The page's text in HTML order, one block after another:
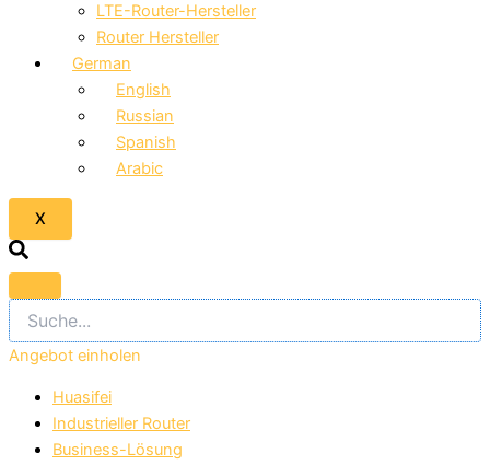
LTE-Router-Hersteller
Router Hersteller
German
English
Russian
Spanish
Arabic
X
Angebot einholen
Huasifei
Industrieller Router
Business-Lösung